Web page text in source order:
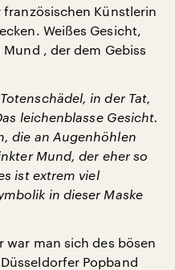
Künstlerin
Weißes Gesicht,
, der dem Gebiss
in der Tat,
leichenblasse Gesicht.
die an Augenhöhlen
Mund, der eher so
ist extrem viel
in dieser Maske
war man sich des bösen
Popband